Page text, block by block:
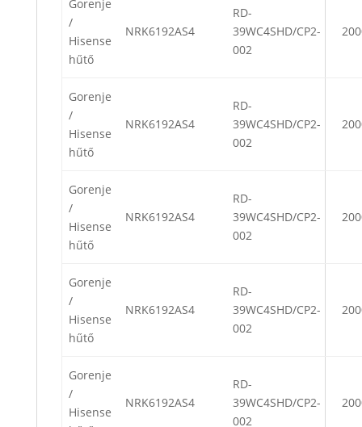
Gorenje
/
Hisense
hűtő
NRK6192AS4
RD-
39WC4SHD/CP2-
002
Gorenje
/
Hisense
hűtő
NRK6192AS4
RD-
39WC4SHD/CP2-
002
Gorenje
/
Hisense
hűtő
NRK6192AS4
RD-
39WC4SHD/CP2-
002
Gorenje
/
Hisense
hűtő
NRK6192AS4
RD-
39WC4SHD/CP2-
002
Gorenje
/
Hisense
NRK6192AS4
RD-
39WC4SHD/CP2-
002